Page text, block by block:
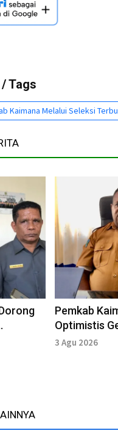
Tags
Kaimana Melalui Seleksi
Beri
Pemkab
Optimistis
Merah Putih
3 Agu 2026